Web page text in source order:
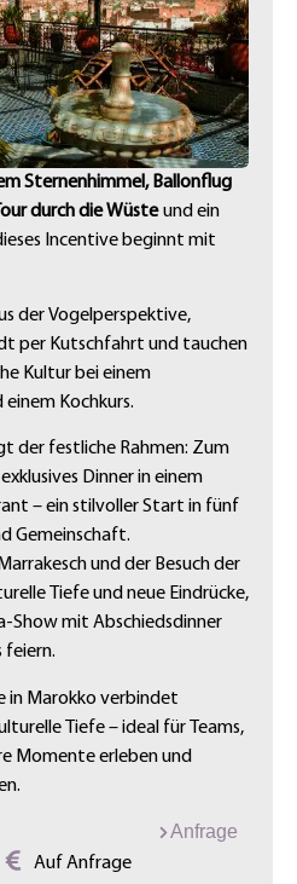
Sternenhimmel, Ballonflug
durch die Wüsteund ein
Incentive beginnt mit
der Vogelperspektive,
per Kutschfahrt und tauchen
Kultur bei einem
Kochkurs.
der festliche Rahmen: Zum
Dinner in einem
– ein stilvoller Start in fünf
Gemeinschaft.
und der Besuch der
Tiefe und neue Eindrücke,
Show mit Abschiedsdinner
feiern.
in Marokko verbindet
Tiefe – ideal für Teams,
Momente erleben und
Anfrage
Auf Anfrage